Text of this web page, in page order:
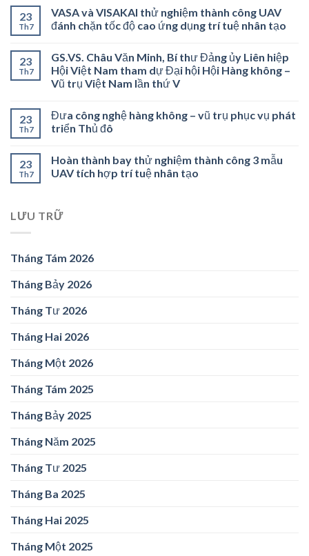
23
Th7
VASA và VISAKAI thử nghiệm thành công UAV
đánh chặn tốc độ cao ứng dụng trí tuệ nhân tạo
23
Th7
GS.VS. Châu Văn Minh, Bí thư Đảng ủy Liên hiệp
Hội Việt Nam tham dự Đại hội Hội Hàng không –
Vũ trụ Việt Nam lần thứ V
23
Th7
Đưa công nghệ hàng không – vũ trụ phục vụ phát
triển Thủ đô
23
Th7
Hoàn thành bay thử nghiệm thành công 3 mẫu
UAV tích hợp trí tuệ nhân tạo
LƯU TRỮ
Tháng Tám 2026
Tháng Bảy 2026
Tháng Tư 2026
Tháng Hai 2026
Tháng Một 2026
Tháng Tám 2025
Tháng Bảy 2025
Tháng Năm 2025
Tháng Tư 2025
Tháng Ba 2025
Tháng Hai 2025
Tháng Một 2025